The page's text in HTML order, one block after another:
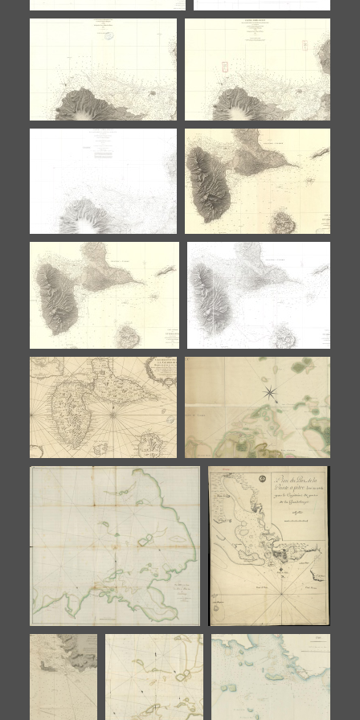
De la Pointe-à-Pitre à la
Désirade (Canal de Marie-
Galante)
De la Pointe-à-Pitre à la
Désirade (Canal de
Marie-Galante)
Partie Nord-Ouest de la
Pointe Ferry à la Pointe de
la Grande Vigie
Partie Nord-Ouest de la
Pointe Ferry à la Pointe
de la Grande Vigie
Partie Nord-Ouest de la
Pointe Ferry à la Pointe de
la Grande Vigie
Carte générale de la
Guadeloupe
Carte générale de la
Guadeloupe
Carte générale de la
Guadeloupe
Carte réduite des Isles de
la Guadeloupe, Marie
Galante et les Saintes
Plan de la ville et du port
de la Pointe à Pitre , de
ses environs, avec leurs
sondes
Plan de la baie et du Port à
Pitre où sont marquées les
différentes sondes des passes
Plan du port de la
Pointe-à-Pitre levé en
1764 par le capitaine
de port de la